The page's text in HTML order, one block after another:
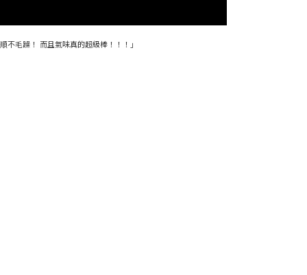
不毛躁！ 而且氣味真的超級棒！！！」